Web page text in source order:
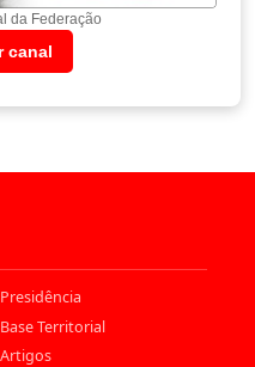
da Federação
canal
Presidência
Base Territorial
Artigos